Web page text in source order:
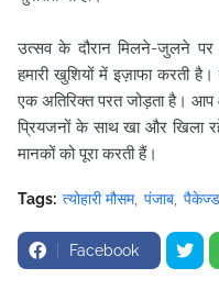
उत्सव के दौरान मिलने-जुलने पर
हमारी खुशियों में इज़ाफा करती
एक अतिरिक्त परत जोड़ता है।
प्रियजनों के साथ खा और खिला
मानकों को पूरा करती हैं।
Tags: त्योहारी मौसम पंजाब पैकेज्ड
Facebook